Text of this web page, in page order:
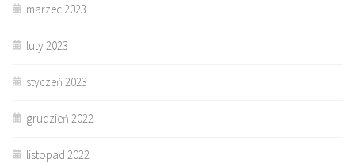
marzec 2023
luty 2023
styczeń 2023
grudzień 2022
listopad 2022